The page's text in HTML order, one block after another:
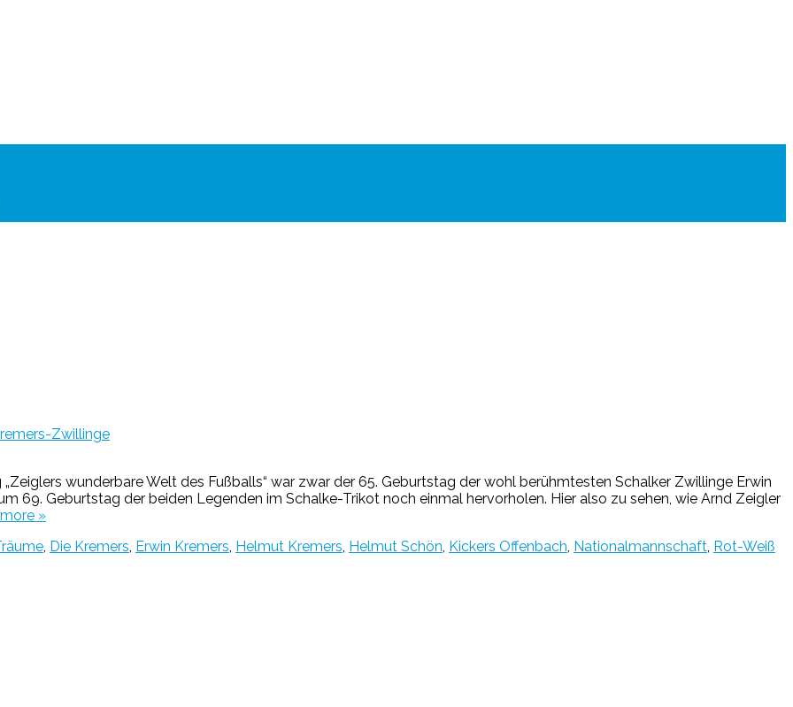
Zwillinge
wunderbare Welt des Fußballs“ war zwar der 65. Geburtstag der wohl berühmtesten Schalker Zwillinge Erwin
69. Geburtstag der beiden Legenden im Schalke-Trikot noch einmal hervorholen. Hier also zu sehen, wie Arnd Zeigler
»
Die Kremers Erwin Kremers Helmut Kremers Helmut Schön Kickers Offenbach Nationalmannschaft Rot-Weiß